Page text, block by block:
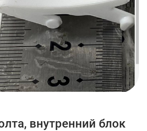
внутренний блок